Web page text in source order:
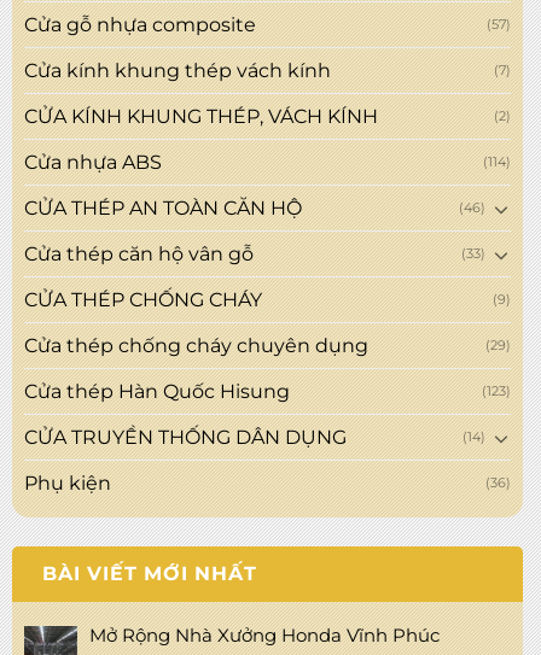
Cửa gỗ nhựa composite (57)
Cửa kính khung thép vách kính (7)
CỬA KÍNH KHUNG THÉP, VÁCH KÍNH (2)
Cửa nhựa ABS (114)
CỬA THÉP AN TOÀN CĂN HỘ (46)
Cửa thép căn hộ vân gỗ (33)
CỬA THÉP CHỐNG CHÁY (9)
Cửa thép chống cháy chuyên dụng (29)
Cửa thép Hàn Quốc Hisung (123)
CỬA TRUYỀN THỐNG DÂN DỤNG (14)
Phụ kiện (36)
BÀI VIẾT MỚI NHẤT
Mở Rộng Nhà Xưởng Honda Vĩnh Phúc